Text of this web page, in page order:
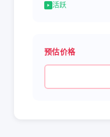
活跃
预估价格